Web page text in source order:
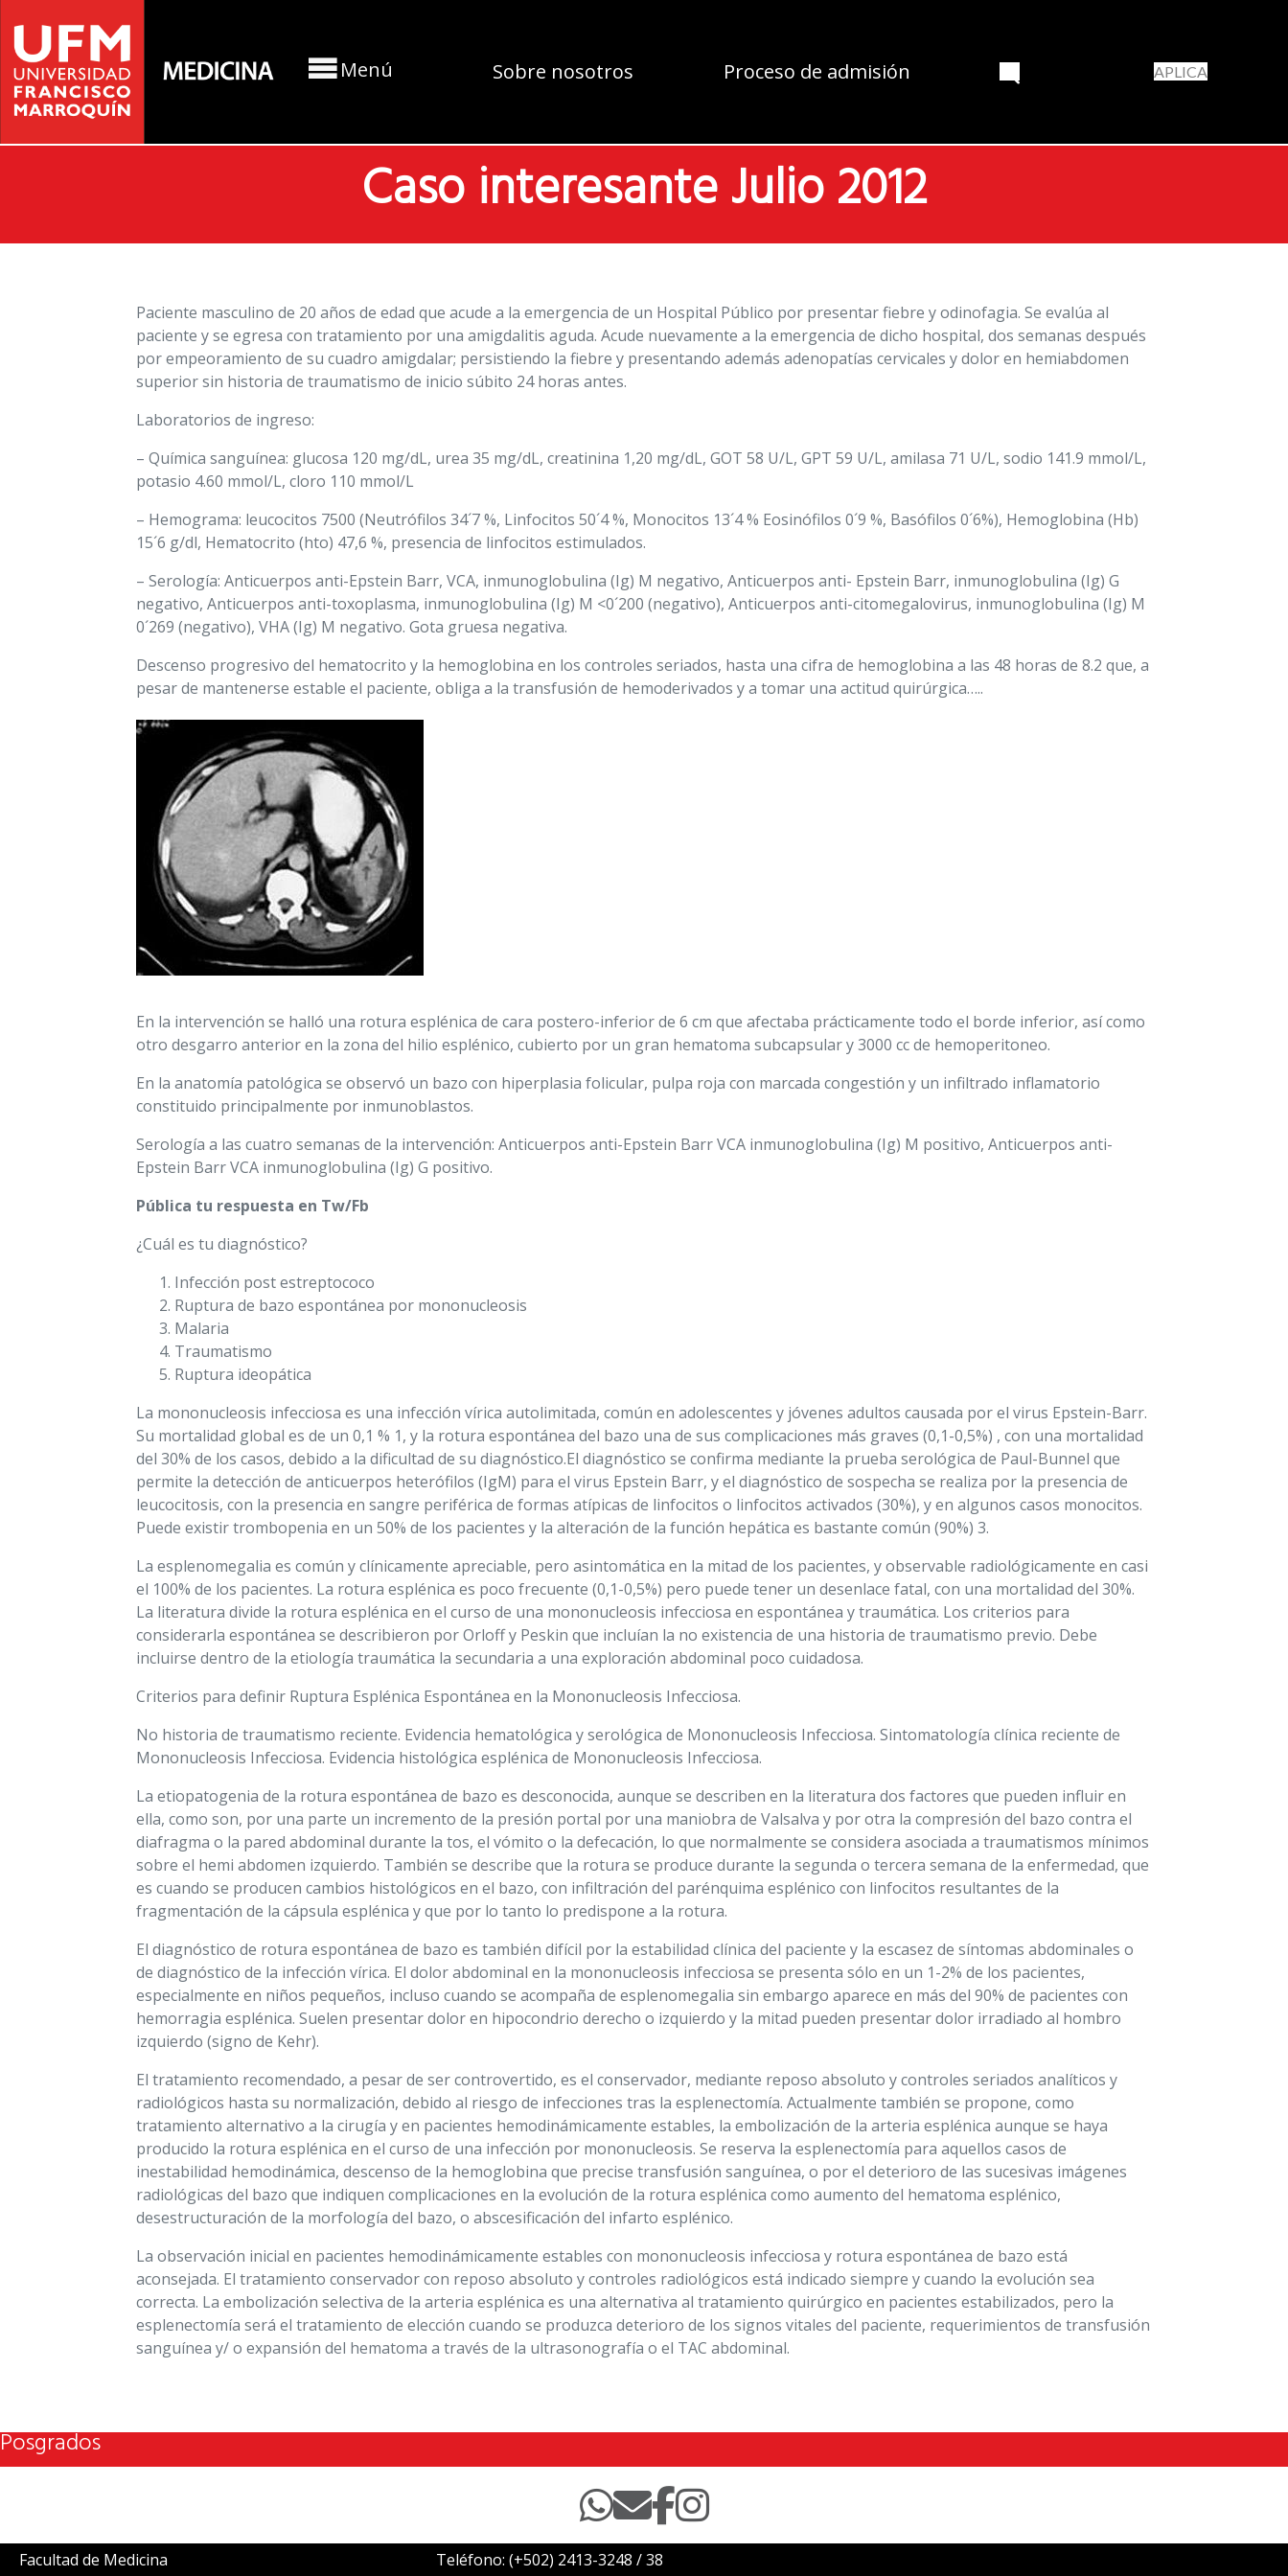
Menú Sobre nosotros Proceso de admisión APLICA
Caso interesante Julio 2012
Paciente masculino de 20 años de edad que acude a la emergencia de un Hospital Público por presentar fiebre y odinofagia. Se evalúa al
paciente y se egresa con tratamiento por una amigdalitis aguda. Acude nuevamente a la emergencia de dicho hospital, dos semanas después
por empeoramiento de su cuadro amigdalar; persistiendo la fiebre y presentando además adenopatías cervicales y dolor en hemiabdomen
superior sin historia de traumatismo de inicio súbito 24 horas antes.
Laboratorios de ingreso:
– Química sanguínea: glucosa 120 mg/dL, urea 35 mg/dL, creatinina 1,20 mg/dL, GOT 58 U/L, GPT 59 U/L, amilasa 71 U/L, sodio 141.9 mmol/L,
potasio 4.60 mmol/L, cloro 110 mmol/L
– Hemograma: leucocitos 7500 (Neutrófilos 34´7 %, Linfocitos 50´4 %, Monocitos 13´4 % Eosinófilos 0´9 %, Basófilos 0´6%), Hemoglobina (Hb)
15´6 g/dl, Hematocrito (hto) 47,6 %, presencia de linfocitos estimulados.
– Serología: Anticuerpos anti-Epstein Barr, VCA, inmunoglobulina (Ig) M negativo, Anticuerpos anti- Epstein Barr, inmunoglobulina (Ig) G
negativo, Anticuerpos anti-toxoplasma, inmunoglobulina (Ig) M <0´200 (negativo), Anticuerpos anti-citomegalovirus, inmunoglobulina (Ig) M
0´269 (negativo), VHA (Ig) M negativo. Gota gruesa negativa.
Descenso progresivo del hematocrito y la hemoglobina en los controles seriados, hasta una cifra de hemoglobina a las 48 horas de 8.2 que, a
pesar de mantenerse estable el paciente, obliga a la transfusión de hemoderivados y a tomar una actitud quirúrgica…..
En la intervención se halló una rotura esplénica de cara postero-inferior de 6 cm que afectaba prácticamente todo el borde inferior, así como
otro desgarro anterior en la zona del hilio esplénico, cubierto por un gran hematoma subcapsular y 3000 cc de hemoperitoneo.
En la anatomía patológica se observó un bazo con hiperplasia folicular, pulpa roja con marcada congestión y un infiltrado inflamatorio
constituido principalmente por inmunoblastos.
Serología a las cuatro semanas de la intervención: Anticuerpos anti-Epstein Barr VCA inmunoglobulina (Ig) M positivo, Anticuerpos anti-
Epstein Barr VCA inmunoglobulina (Ig) G positivo.
Pública tu respuesta en Tw/Fb
¿Cuál es tu diagnóstico?
Infección post estreptococo
Ruptura de bazo espontánea por mononucleosis
Malaria
Traumatismo
Ruptura ideopática
La mononucleosis infecciosa es una infección vírica autolimitada, común en adolescentes y jóvenes adultos causada por el virus Epstein-Barr.
Su mortalidad global es de un 0,1 % 1, y la rotura espontánea del bazo una de sus complicaciones más graves (0,1-0,5%) , con una mortalidad
del 30% de los casos, debido a la dificultad de su diagnóstico.El diagnóstico se confirma mediante la prueba serológica de Paul-Bunnel que
permite la detección de anticuerpos heterófilos (IgM) para el virus Epstein Barr, y el diagnóstico de sospecha se realiza por la presencia de
leucocitosis, con la presencia en sangre periférica de formas atípicas de linfocitos o linfocitos activados (30%), y en algunos casos monocitos.
Puede existir trombopenia en un 50% de los pacientes y la alteración de la función hepática es bastante común (90%) 3.
La esplenomegalia es común y clínicamente apreciable, pero asintomática en la mitad de los pacientes, y observable radiológicamente en casi
el 100% de los pacientes. La rotura esplénica es poco frecuente (0,1-0,5%) pero puede tener un desenlace fatal, con una mortalidad del 30%.
La literatura divide la rotura esplénica en el curso de una mononucleosis infecciosa en espontánea y traumática. Los criterios para
considerarla espontánea se describieron por Orloff y Peskin que incluían la no existencia de una historia de traumatismo previo. Debe
incluirse dentro de la etiología traumática la secundaria a una exploración abdominal poco cuidadosa.
Criterios para definir Ruptura Esplénica Espontánea en la Mononucleosis Infecciosa.
No historia de traumatismo reciente. Evidencia hematológica y serológica de Mononucleosis Infecciosa. Sintomatología clínica reciente de
Mononucleosis Infecciosa. Evidencia histológica esplénica de Mononucleosis Infecciosa.
La etiopatogenia de la rotura espontánea de bazo es desconocida, aunque se describen en la literatura dos factores que pueden influir en
ella, como son, por una parte un incremento de la presión portal por una maniobra de Valsalva y por otra la compresión del bazo contra el
diafragma o la pared abdominal durante la tos, el vómito o la defecación, lo que normalmente se considera asociada a traumatismos mínimos
sobre el hemi abdomen izquierdo. También se describe que la rotura se produce durante la segunda o tercera semana de la enfermedad, que
es cuando se producen cambios histológicos en el bazo, con infiltración del parénquima esplénico con linfocitos resultantes de la
fragmentación de la cápsula esplénica y que por lo tanto lo predispone a la rotura.
El diagnóstico de rotura espontánea de bazo es también difícil por la estabilidad clínica del paciente y la escasez de síntomas abdominales o
de diagnóstico de la infección vírica. El dolor abdominal en la mononucleosis infecciosa se presenta sólo en un 1-2% de los pacientes,
especialmente en niños pequeños, incluso cuando se acompaña de esplenomegalia sin embargo aparece en más del 90% de pacientes con
hemorragia esplénica. Suelen presentar dolor en hipocondrio derecho o izquierdo y la mitad pueden presentar dolor irradiado al hombro
izquierdo (signo de Kehr).
El tratamiento recomendado, a pesar de ser controvertido, es el conservador, mediante reposo absoluto y controles seriados analíticos y
radiológicos hasta su normalización, debido al riesgo de infecciones tras la esplenectomía. Actualmente también se propone, como
tratamiento alternativo a la cirugía y en pacientes hemodinámicamente estables, la embolización de la arteria esplénica aunque se haya
producido la rotura esplénica en el curso de una infección por mononucleosis. Se reserva la esplenectomía para aquellos casos de
inestabilidad hemodinámica, descenso de la hemoglobina que precise transfusión sanguínea, o por el deterioro de las sucesivas imágenes
radiológicas del bazo que indiquen complicaciones en la evolución de la rotura esplénica como aumento del hematoma esplénico,
desestructuración de la morfología del bazo, o abscesificación del infarto esplénico.
La observación inicial en pacientes hemodinámicamente estables con mononucleosis infecciosa y rotura espontánea de bazo está
aconsejada. El tratamiento conservador con reposo absoluto y controles radiológicos está indicado siempre y cuando la evolución sea
correcta. La embolización selectiva de la arteria esplénica es una alternativa al tratamiento quirúrgico en pacientes estabilizados, pero la
esplenectomía será el tratamiento de elección cuando se produzca deterioro de los signos vitales del paciente, requerimientos de transfusión
sanguínea y/ o expansión del hematoma a través de la ultrasonografía o el TAC abdominal.
Posgrados
Facultad de Medicina
Teléfono: (+502) 2413-3248 /38